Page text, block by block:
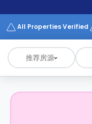
Works
All Properties Verified
推荐房源